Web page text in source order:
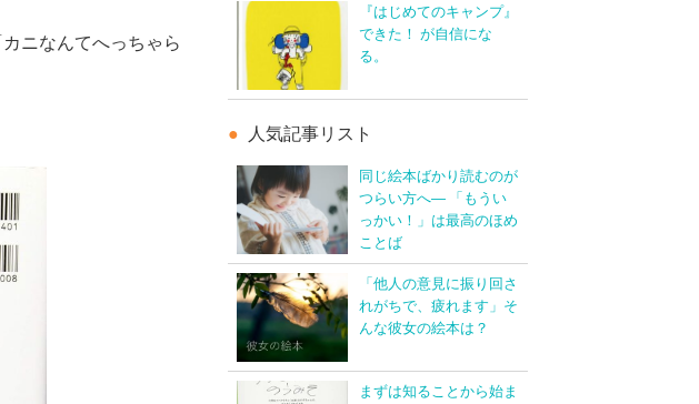
ニなんてへっちゃら
『はじめてのキャンプ』
できた！ が自信にな
る。
人気記事リスト
同じ絵本ばかり読むのが
つらい方へ― 「もうい
っかい！」は最高のほめ
ことば
「他人の意見に振り回さ
れがちで、疲れます」そ
んな彼女の絵本は？
まずは知ることから始ま